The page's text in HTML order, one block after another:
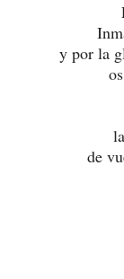
y por la
de